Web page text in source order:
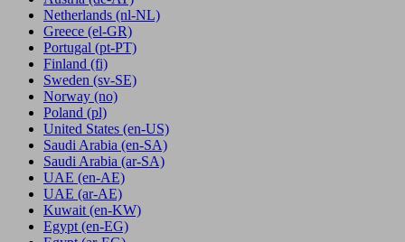
Netherlands (nl-NL)
Greece (el-GR)
Portugal (pt-PT)
Finland (fi)
Sweden (sv-SE)
Norway (no)
Poland (pl)
United States (en-US)
Saudi Arabia (en-SA)
Saudi Arabia (ar-SA)
UAE (en-AE)
UAE (ar-AE)
Kuwait (en-KW)
Egypt (en-EG)